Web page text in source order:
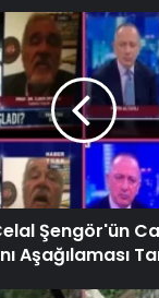
Şengör'ün
Aşağılaması